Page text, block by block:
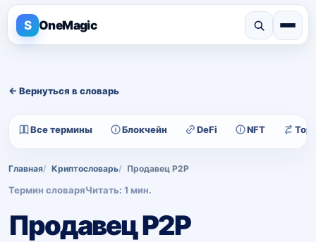
S OneMagic
← Вернуться в словарь
Все термины Блокчейн DeFi NFT
Главная Криптословарь Продавец P2P
Термин словаряЧитать: 1 мин.
Продавец P2P